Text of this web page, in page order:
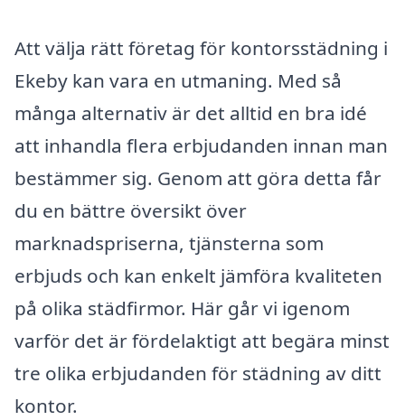
Att välja rätt företag för kontorsstädning i
Ekeby kan vara en utmaning. Med så
många alternativ är det alltid en bra idé
att inhandla flera erbjudanden innan man
bestämmer sig. Genom att göra detta får
du en bättre översikt över
marknadspriserna, tjänsterna som
erbjuds och kan enkelt jämföra kvaliteten
på olika städfirmor. Här går vi igenom
varför det är fördelaktigt att begära minst
tre olika erbjudanden för städning av ditt
kontor.